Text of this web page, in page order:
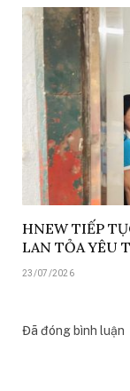
HNEW TIẾP
LAN TỎA YÊU
23/07/2026
Đã đóng bình luận